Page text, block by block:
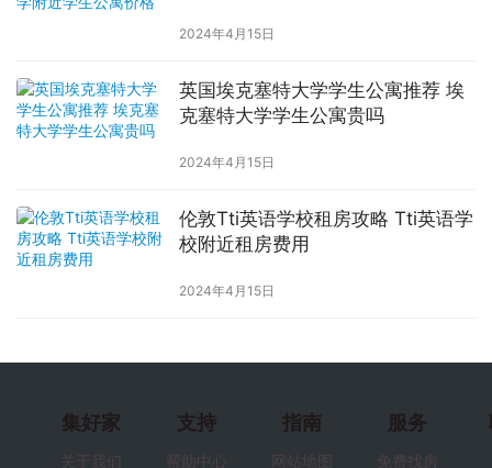
2024年4月15日
英国埃克塞特大学学生公寓推荐 埃
克塞特大学学生公寓贵吗
2024年4月15日
伦敦Tti英语学校租房攻略 Tti英语学
校附近租房费用
2024年4月15日
集好家
关于我们
支持
帮助中心
指南
网站地图
服务
免费找房